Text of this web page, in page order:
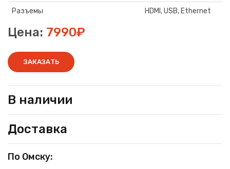
Разъемы HDMI, USB, Ethernet
Цена: 7990₽
ЗАКАЗАТЬ
В наличии
Доставка
По Омску: